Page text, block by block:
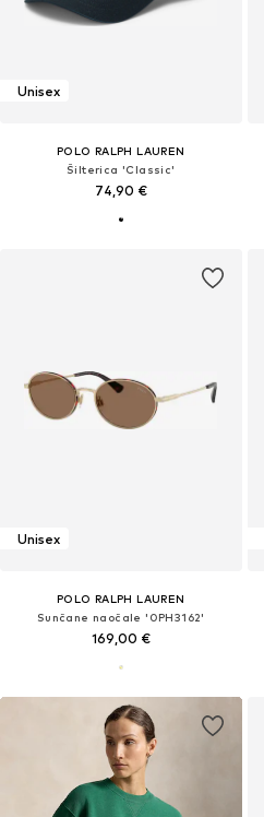
Unisex
POLO RALPH LAUREN
Šilterica 'Classic'
74,90 €
Unisex
POLO RALPH LAUREN
Sunčane naočale '0PH3162'
169,00 €